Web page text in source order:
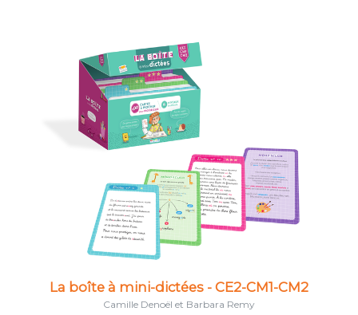
La boîte à mini-dictées - CE2-CM1-CM2
Camille Denoël et Barbara Remy